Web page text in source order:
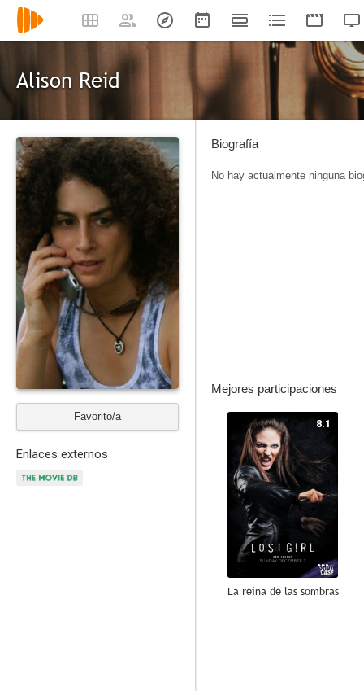
Alison Reid
Favorito/a
Enlaces externos
Biografía
No hay actualmente ninguna
Mejores participaciones
8.1
La reina de las sombras